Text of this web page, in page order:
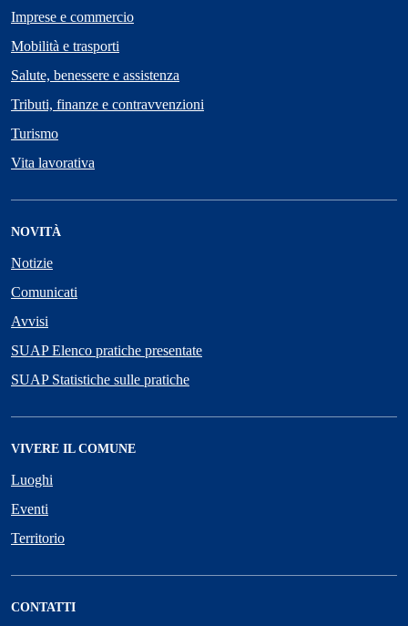
Imprese e commercio
Mobilità e trasporti
Salute, benessere e assistenza
Tributi, finanze e contravvenzioni
Turismo
Vita lavorativa
NOVITÀ
Notizie
Comunicati
Avvisi
SUAP Elenco pratiche presentate
SUAP Statistiche sulle pratiche
VIVERE IL COMUNE
Luoghi
Eventi
Territorio
CONTATTI